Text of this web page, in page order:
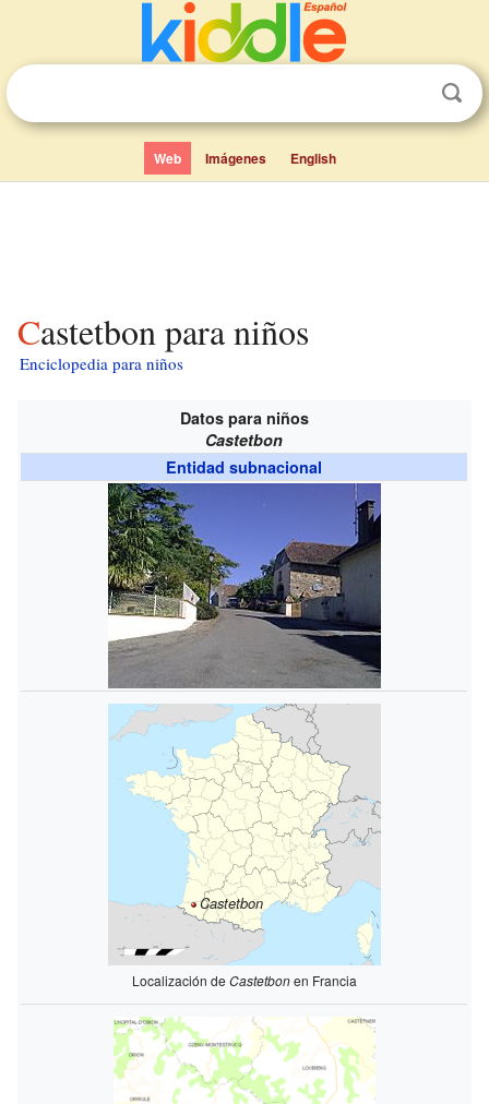
Web Imágenes English
Castetbon para niños
Enciclopedia para niños
Datos para niños
Castetbon
Entidad subnacional
Castetbon
Localización de Castetbonen Francia